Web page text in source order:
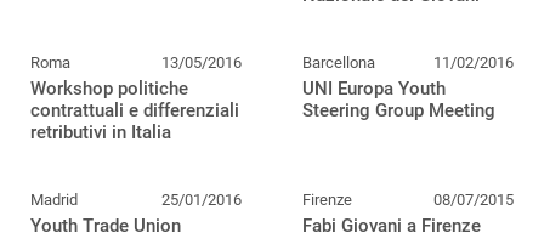
Roma 13/05/2016
Workshop politiche
contrattuali e differenziali
retributivi in Italia
Barcellona 11/02/2016
UNI Europa Youth
Steering Group Meeting
Madrid 25/01/2016
Youth Trade Union
Firenze 08/07/2015
Fabi Giovani a Firenze